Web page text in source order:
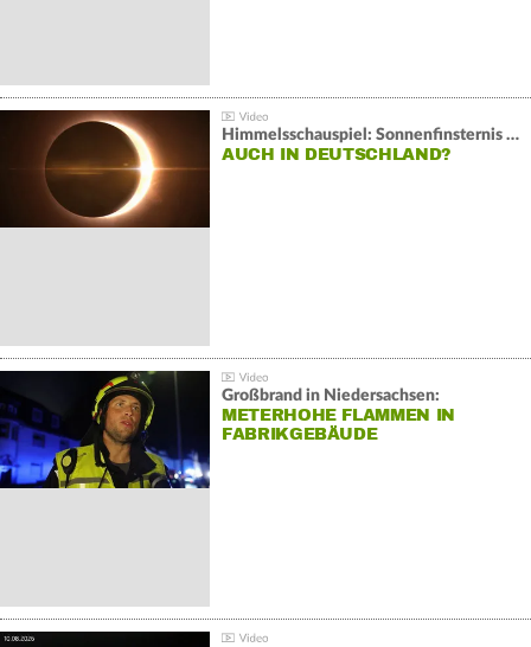
Himmelsschauspiel: Sonnenfinsternis über Spanien
AUCH IN DEUTSCHLAND?
Großbrand in Niedersachsen:
METERHOHE FLAMMEN IN
FABRIKGEBÄUDE